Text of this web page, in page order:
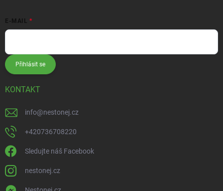
E-MAIL
Přihlásit se
KONTAKT
info@nestonej.cz
+420736708220
Sledujte náš Facebook
nestonej.cz